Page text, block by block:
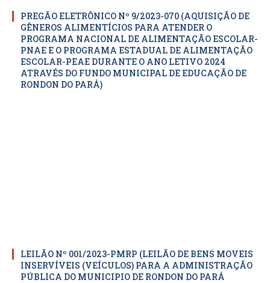
PREGÃO ELETRÔNICO Nº 9/2023-070 (AQUISIÇÃO DE
GÊNEROS ALIMENTÍCIOS PARA ATENDER O
PROGRAMA NACIONAL DE ALIMENTAÇÃO ESCOLAR-
PNAE E O PROGRAMA ESTADUAL DE ALIMENTAÇÃO
ESCOLAR-PEAE DURANTE O ANO LETIVO 2024
ATRAVÉS DO FUNDO MUNICIPAL DE EDUCAÇÃO DE
RONDON DO PARÁ)
LEILÃO Nº 001/2023-PMRP (LEILÃO DE BENS MOVEIS
INSERVÍVEIS (VEÍCULOS) PARA A ADMINISTRAÇÃO
PÚBLICA DO MUNICIPIO DE RONDON DO PARÁ